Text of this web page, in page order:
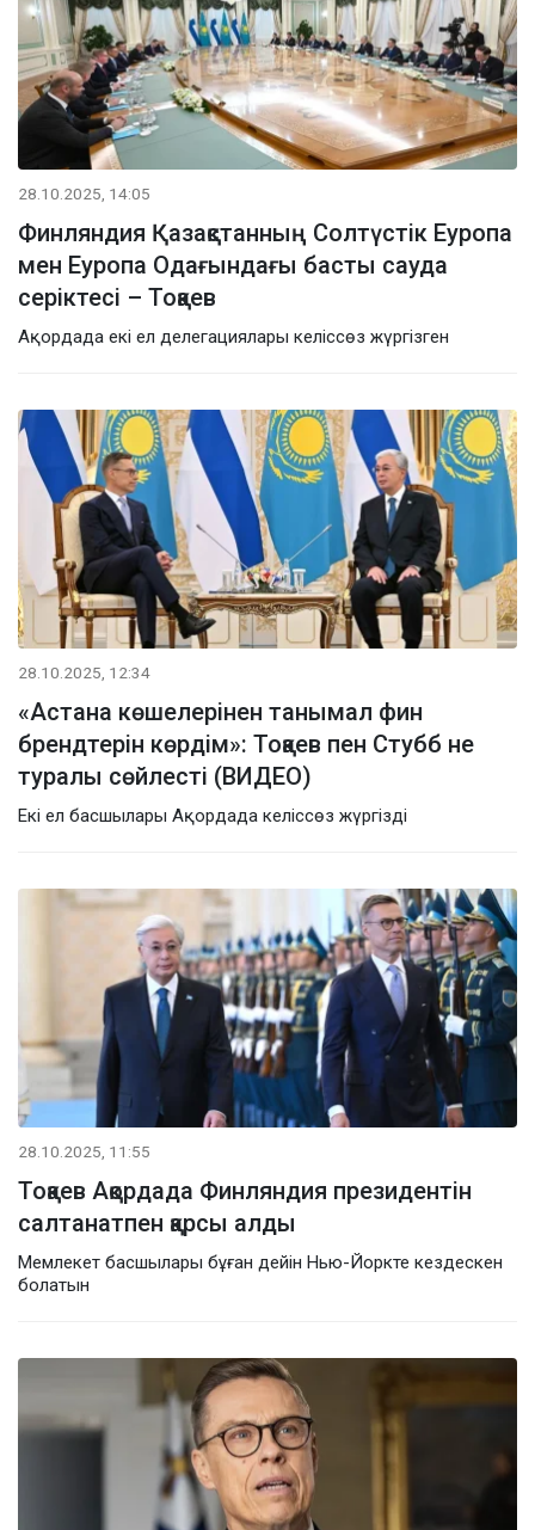
28.10.2025, 14:05
Финляндия Қазақстанның Солтүстік Еуропа
мен Еуропа Одағындағы басты сауда
серіктесі – Тоқаев
Ақордада екі ел делегациялары келіссөз жүргізген
28.10.2025, 12:34
«Астана көшелерінен танымал фин
брендтерін көрдім»: Тоқаев пен Стубб не
туралы сөйлесті (ВИДЕО)
Екі ел басшылары Ақордада келіссөз жүргізді
28.10.2025, 11:55
Тоқаев Ақордада Финляндия президентін
салтанатпен қарсы алды
Мемлекет басшылары бұған дейін Нью-Йоркте кездескен
болатын